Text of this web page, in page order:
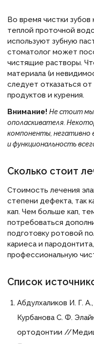
Во время чистки
теплой проточной
используют зубную
стоматолог может
чистящие растворы.
материала (и
следует отказаться
продуктов и курения.
Внимание! Не стоит
ополаскивателя.
компоненты, негативно
и функциональность
Сколько стоит
Стоимость лечения
степени дефекта, так
кап. Чем больше кап,
потребоваться
подготовку ротовой
кариеса и
профессиональную
Список
Абдулхаликов И. Г.
Курбанова С. Ф.
ортодонтии //